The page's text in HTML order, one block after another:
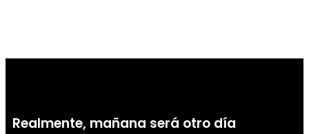
Realmente, mañana será otro día